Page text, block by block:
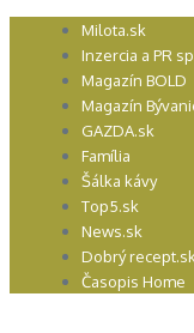
Preskočiť Milota.sk
Inzercia a PR
Magazín BOLD
Magazín
GAZDA.sk
Família
Šálka kávy
Top5.sk
News.sk
Dobrý recept.sk
Časopis Home